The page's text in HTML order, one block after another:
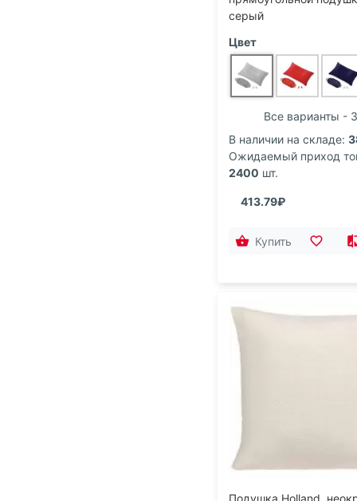
серый
Цвет
Все варианты -
В наличии на складе:
Ожидаемый приход
2400 шт.
413.79₽
Купить